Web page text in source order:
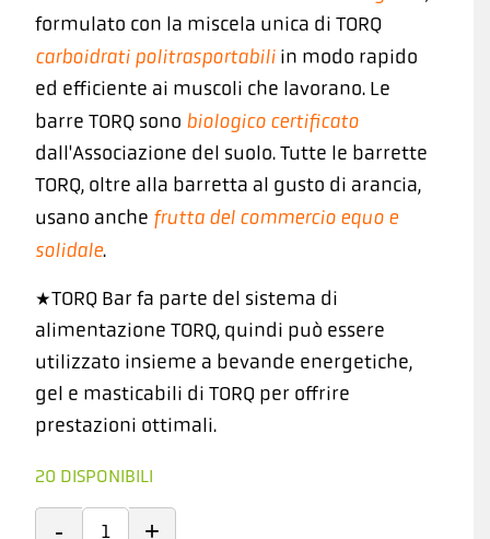
formulato con la miscela unica di TORQ
carboidrati politrasportabili in modo rapido
ed efficiente ai muscoli che lavorano. Le
barre TORQ sono biologico certificato
dall'Associazione del suolo. Tutte le barrette
TORQ, oltre alla barretta al gusto di arancia,
usano anche frutta del commercio equo e
solidale.
*TORQ Bar fa parte del sistema di
alimentazione TORQ, quindi può essere
utilizzato insieme a bevande energetiche,
gel e masticabili di TORQ per offrire
prestazioni ottimali.
20 DISPONIBILI